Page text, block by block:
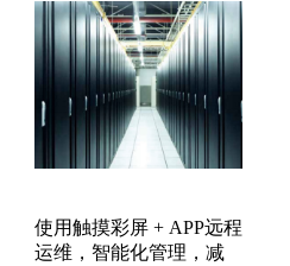
使用触摸彩屏 + APP远程
运维，智能化管理，减